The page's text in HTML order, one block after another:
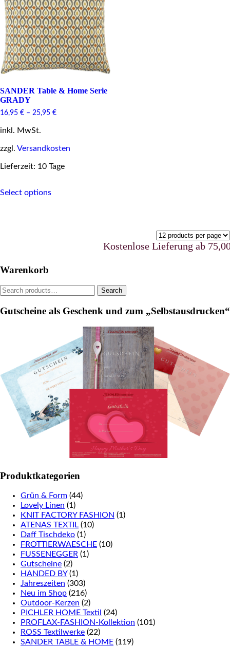
SANDER Table & Home Serie
GRADY
16,95 € – 25,95 €
inkl. MwSt.
zzgl. Versandkosten
Lieferzeit: 10 Tage
Select optionsproduct
the
page
Kostenlose Lieferung ab
Warenkorb
Search
Search
Gutscheine als Geschenk und zum „Selbstausdrucken“
Produktkategorien
Grün & Form (44)
Lovely Linen (1)
KNIT FACTORY FASHION (1)
ATENAS TEXTIL (10)
Daff Tischdeko (1)
FROTTIERWAESCHE (10)
FUSSENEGGER (1)
Gutscheine (2)
HANDED BY (1)
Jahreszeiten (303)
Neu im Shop (216)
Outdoor-Kerzen (2)
PICHLER HOME Textil (24)
PROFLAX-FASHION-Kollektion (101)
ROSS Textilwerke (22)
SANDER TABLE & HOME (119)